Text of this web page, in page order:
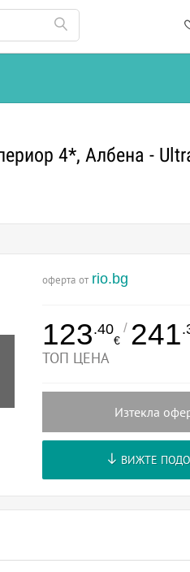
4*, Албена -
оферта от rio.bg
123.40
€
/ 241
ТОП ЦЕНА
Изтекла
ВИЖТЕ